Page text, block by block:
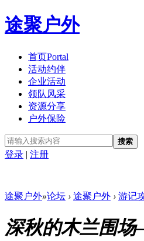
途聚户外
首页Portal
活动约伴
企业活动
领队风采
资源分享
户外保险
搜索
登录 | 注册
途聚户外»论坛 › 途聚户外 › 游记
深秋的木兰围